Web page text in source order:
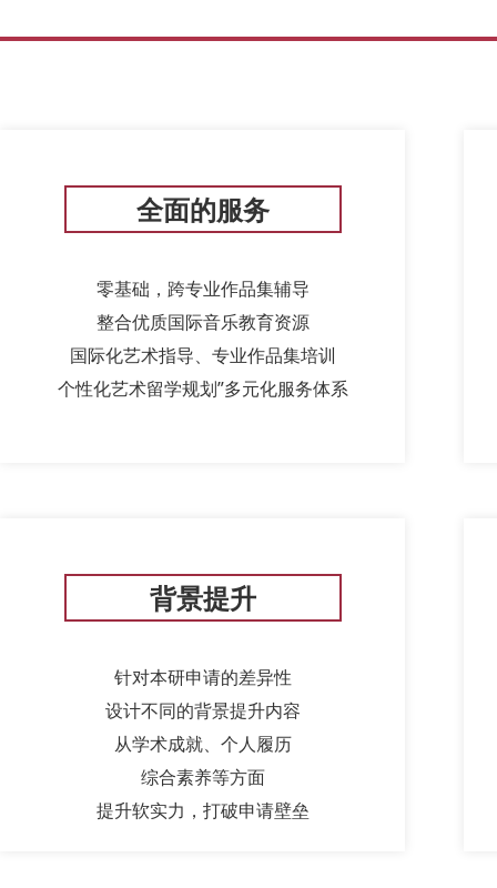
全面的服务
零基础，跨专业作品集辅导
整合优质国际音乐教育资源
国际化艺术指导、专业作品集培训
个性化艺术留学规划”多元化服务体系
背景提升
针对本研申请的差异性
设计不同的背景提升内容
从学术成就、个人履历
综合素养等方面
提升软实力，打破申请壁垒